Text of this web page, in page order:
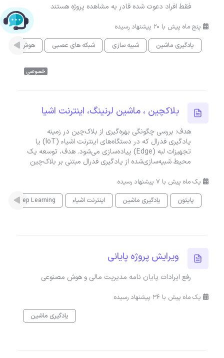
فقط افراد دعوت شده قادر به مشاهده پروژه هستند
پنج ماه پیش با 20 پیشنهاد رسیده
یادگیری ماشین
شبیه سازی شبکه های عصبی هوش
خصوصی
بلاکچین ، ماشین لرنینگ، اینترنت اشیا
هدف: بررسی چگونگی بهره‌گیری از بلاک‌چین در زمینه
یادگیری فدرال که در دستگاه‌های اینترنت اشیاء (IoT) یا
تجهیزات لبه (Edge) پیاده‌سازی می‌شود. هدف، توسعه یک
محیط شبیه‌سازی‌شده از یادگیری فدرال مبتنی بر بلاک‌چین
یک ماه پیش با 7 پیشنهاد رسیده
پایتون
یادگیری ماشین اینترنت اشیاء Deep Learning
ویرایش پروژه پایانی
رفع ایرادات پایان نامه مدیریت مالی و هوش مصنوعی
یک ماه پیش با 36 پیشنهاد رسیده
یادگیری ماشین
چت با پشتیبانی پارس‌کدرز